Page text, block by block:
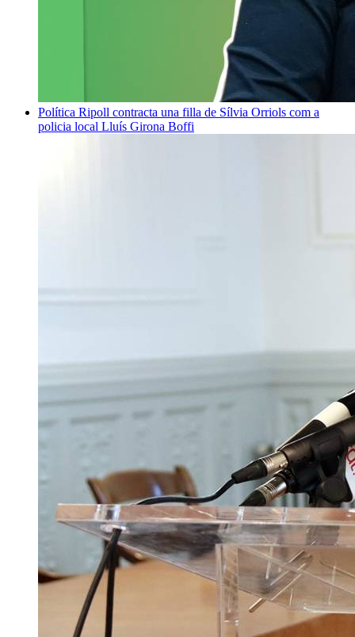
Política Ripoll contracta una filla de Sílvia Orriols com a
policia local Lluís Girona Boffi